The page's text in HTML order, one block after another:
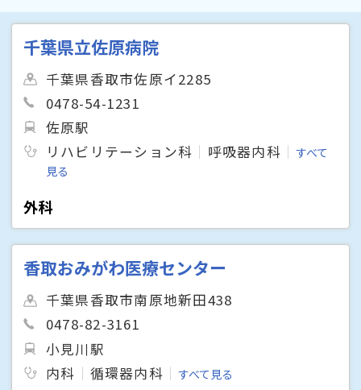
千葉県立佐原病院
千葉県香取市佐原イ2285
0478-54-1231
佐原駅
リハビリテーション科
呼吸器内科
すべて
見る
外科
香取おみがわ医療センター
千葉県香取市南原地新田438
0478-82-3161
小見川駅
内科
循環器内科 すべて見る